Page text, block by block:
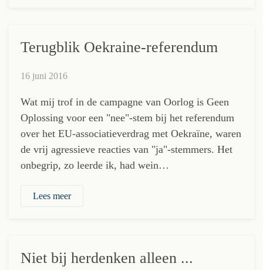
Terugblik Oekraine-referendum
16 juni 2016
Wat mij trof in de campagne van Oorlog is Geen
Oplossing voor een "nee"-stem bij het referendum
over het EU-associatieverdrag met Oekraïne, waren
de vrij agressieve reacties van "ja"-stemmers. Het
onbegrip, zo leerde ik, had wein…
Lees meer
Niet bij herdenken alleen ...